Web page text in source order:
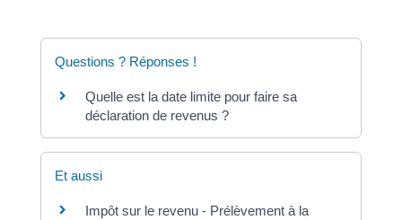
Questions ? Réponses !
Quelle est la date limite pour faire sa
déclaration de revenus ?
Et aussi
Impôt sur le revenu - Prélèvement à la